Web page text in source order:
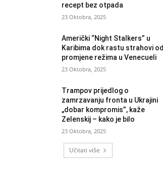
recept bez otpada
23 Oktobra, 2025
Američki “Night Stalkers” u
Karibima dok rastu strahovi od
promjene režima u Venecueli
23 Oktobra, 2025
Trampov prijedlog o
zamrzavanju fronta u Ukrajini
„dobar kompromis”, kaže
Zelenskij – kako je bilo
23 Oktobra, 2025
Učitati više